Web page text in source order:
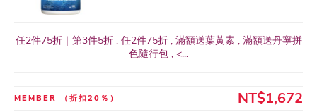
任2件75折｜第3件5折 , 任2件75折 , 滿額送葉黃素 , 滿額送丹寧拼
色隨行包 , <...
MEMBER （折扣20％） NT$1,672